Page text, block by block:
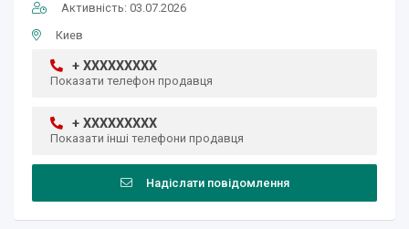
Активність: 03.07.2026
Киев
+ XXXXXXXXX
Показати телефон продавця
+ XXXXXXXXX
Показати інші телефони продавця
Надіслати повідомлення